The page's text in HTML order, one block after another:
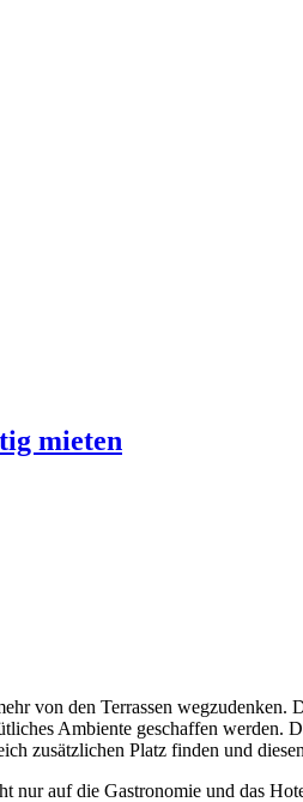
mieten
von den Terrassen wegzudenken.
Ambiente geschaffen
zusätzlichen Platz finden und
nur auf die Gastronomie und das